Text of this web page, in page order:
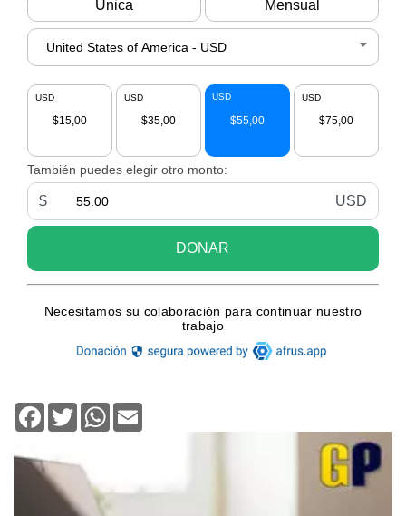
Facebook
TwitterWhatsApp